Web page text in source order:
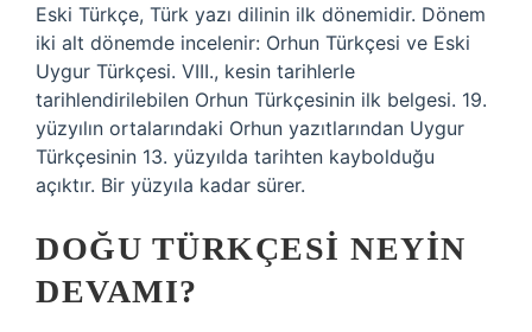
Eski Türkçe, Türk yazı dilinin ilk dönemidir. Dönem
iki alt dönemde incelenir: Orhun Türkçesi ve Eski
Uygur Türkçesi. VIII., kesin tarihlerle
tarihlendirilebilen Orhun Türkçesinin ilk belgesi. 19.
yüzyılın ortalarındaki Orhun yazıtlarından Uygur
Türkçesinin 13. yüzyılda tarihten kaybolduğu
açıktır. Bir yüzyıla kadar sürer.
DOĞU TÜRKÇESI NEYIN
DEVAMI?